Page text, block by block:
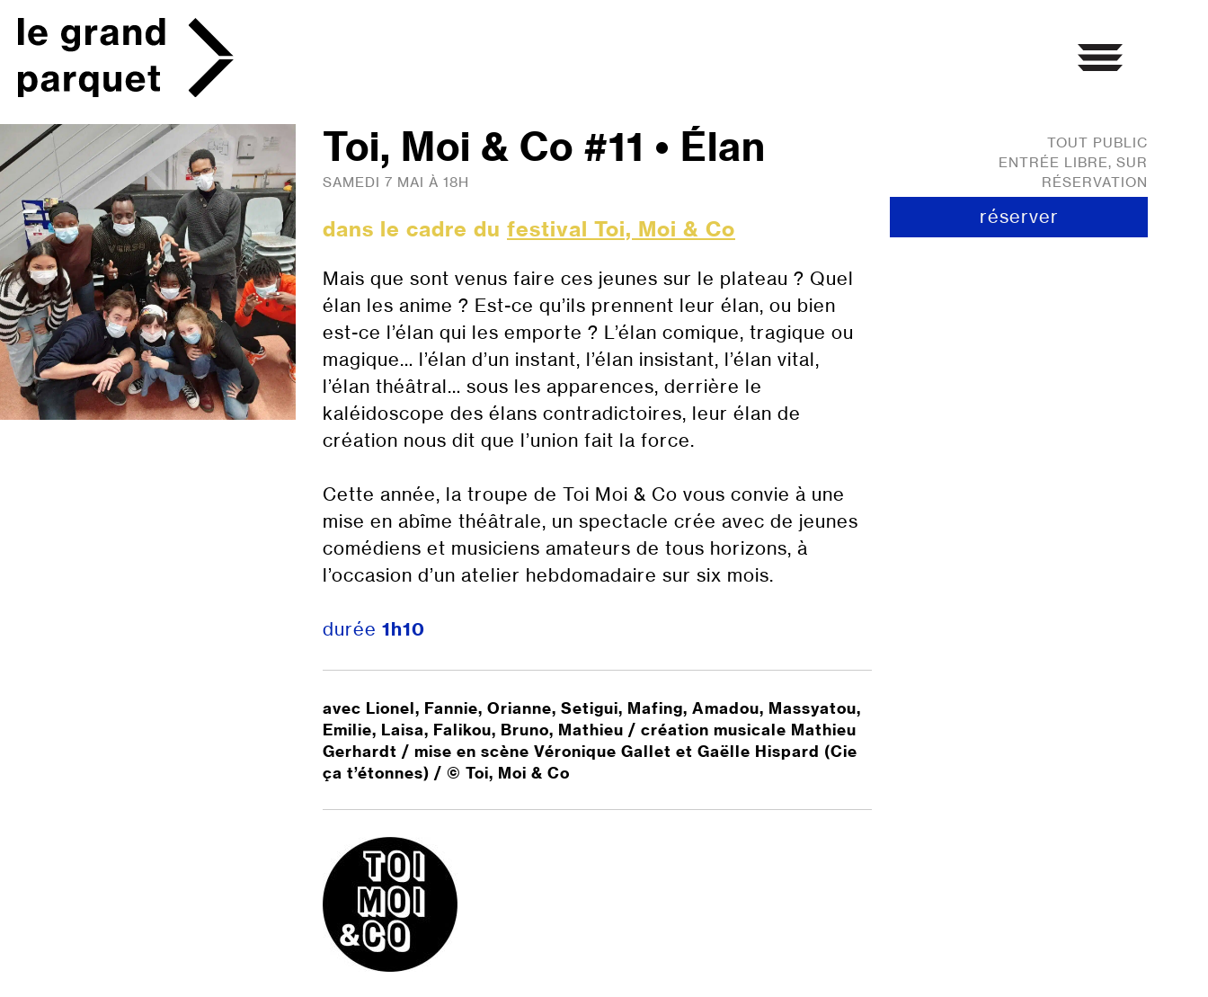
Skip
to
content
Toi, Moi & Co #11 • Élan
SAMEDI 7 MAI À 18H
dans le cadre du festival Toi, Moi & Co
Mais que sont venus faire ces jeunes sur le plateau ? Quel
élan les anime ? Est-ce qu’ils prennent leur élan, ou bien
est-ce l’élan qui les emporte ? L’élan comique, tragique ou
magique… l’élan d’un instant, l’élan insistant, l’élan vital,
l’élan théâtral… sous les apparences, derrière le
kaléidoscope des élans contradictoires, leur élan de
création nous dit que l’union fait la force.
Cette année, la troupe de Toi Moi & Co vous convie à une
mise en abîme théâtrale, un spectacle crée avec de jeunes
comédiens et musiciens amateurs de tous horizons, à
l’occasion d’un atelier hebdomadaire sur six mois.
durée 1h10
avec Lionel, Fannie, Orianne, Setigui, Mafing, Amadou, Massyatou,
Emilie, Laisa, Falikou, Bruno, Mathieu / création musicale Mathieu
Gerhardt / mise en scène Véronique Gallet et Gaëlle Hispard (Cie
ça t’étonnes) / © Toi, Moi & Co
TOUT PUBLIC
ENTRÉE LIBRE, SUR
RÉSERVATION
réserver